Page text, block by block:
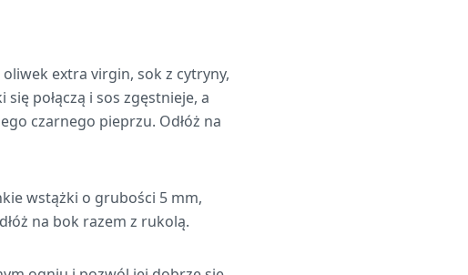
oliwek extra virgin, sok z cytryny,
połączą i sos zgęstnieje, a
czarnego pieprzu. Odłóż na
wstążki o grubości 5 mm,
na bok razem z rukolą.